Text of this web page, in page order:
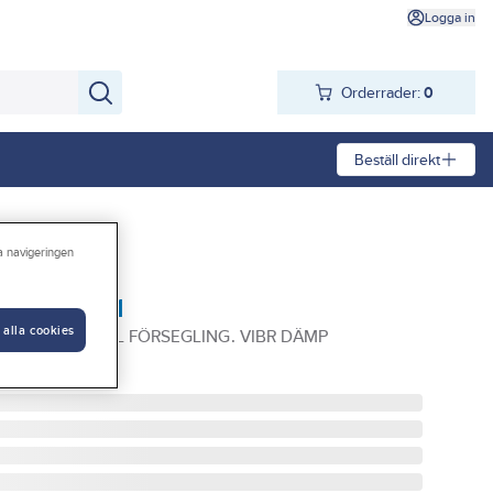
Logga in
Orderrader: 0
Beställ direkt
221
SVART 300ML FÖRSEGLING. VIBR DÄMP
navigeringen
alla cookies